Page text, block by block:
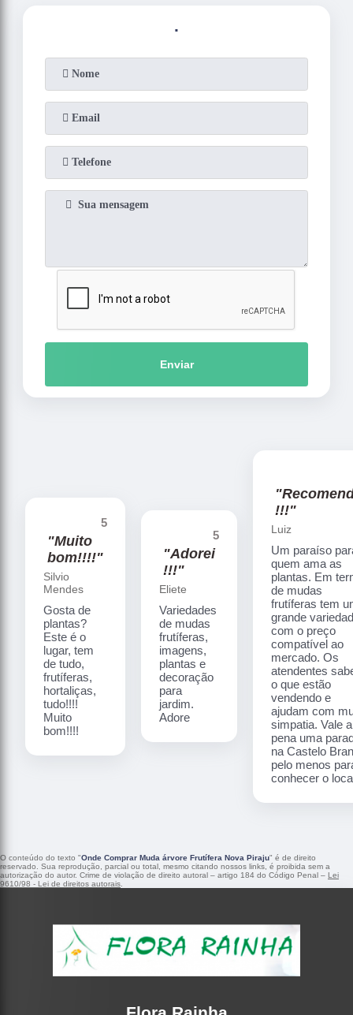
.
Enviar
5
"Muito
bom!!!!"
Silvio
Mendes
Gosta de
plantas?
Este é o
lugar, tem
de tudo,
frutíferas,
hortaliças,
tudo!!!!
Muito
bom!!!!
5
"Adorei
!!!"
Eliete
Variedades
de mudas
frutíferas,
imagens,
plantas e
decoração
para
jardim.
Adore
!!!"
Luiz
Um paraíso
quem ama as
plantas. Em
de mudas
frutíferas tem
grande
com o preço
compatível ao
mercado. Os
atendentes
o que estão
vendendo e
ajudam com
simpatia. Vale a
pena uma
na Castelo
pelo menos
conhecer o
O conteúdo do texto "Onde Comprar Muda árvore Frutífera Nova Piraju" é de direito
reservado. Sua reprodução, parcial ou total, mesmo citando nossos links, é proibida sem a
autorização do autor. Crime de violação de direito autoral – artigo 184 do Código Penal – Lei
9610/98 - Lei de direitos autorais